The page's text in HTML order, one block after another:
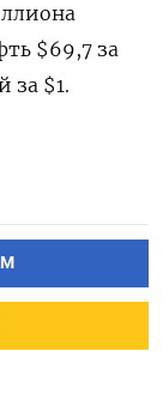
$69,7 за
за $1.